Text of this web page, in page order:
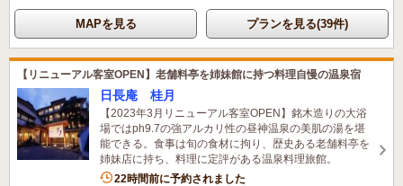
MAPを見る プランを見る(39件)
【リニューアル客室OPEN】老舗料亭を姉妹館に持つ料理自慢の温泉宿
日長庵 桂月
【2023年3月リニューアル客室OPEN】銘木造りの大浴
場ではph9.7の強アルカリ性の昼神温泉の美肌の湯を堪
能できる。食事は旬の食材に拘り、歴史ある老舗料亭を
姉妹店に持ち、料理に定評がある温泉料理旅館。
22時間前に予約されました